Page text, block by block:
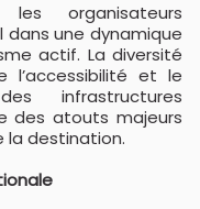
organisateurs
dans une dynamique
actif. La diversité
l’accessibilité et le
infrastructures
des atouts majeurs
la destination.